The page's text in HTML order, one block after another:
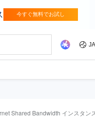
Shared Bandwidth インスタン